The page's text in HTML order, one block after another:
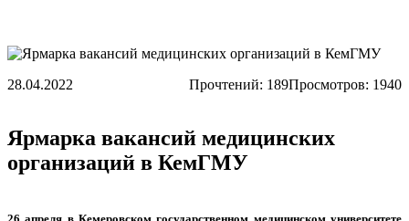
28.04.2022 Прочтений: 189Просмотров: 1940
Ярмарка вакансий медицинских
организаций в КемГМУ